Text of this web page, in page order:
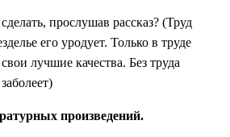
прослушав рассказ? (Труд
его уродует. Только в труде
лучшие качества. Без труда
произведений.